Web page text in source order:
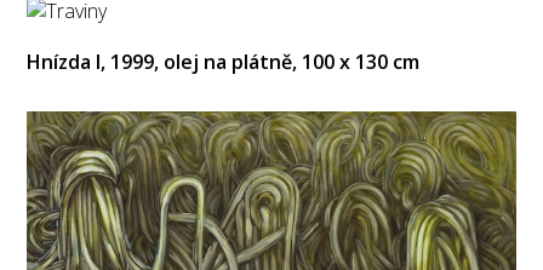
Hnízda I, 1999, olej na plátně, 100 x 130 cm